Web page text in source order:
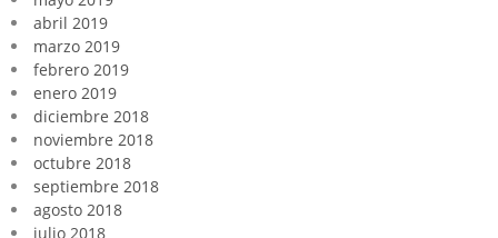
abril 2019
marzo 2019
febrero 2019
enero 2019
diciembre 2018
noviembre 2018
octubre 2018
septiembre 2018
agosto 2018
julio 2018